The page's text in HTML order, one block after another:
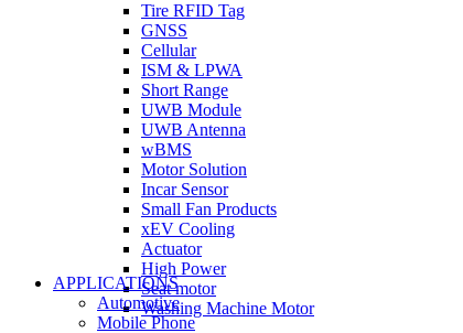
Tire RFID Tag
GNSS
Cellular
ISM & LPWA
Short Range
UWB Module
UWB Antenna
wBMS
Motor Solution
Incar Sensor
Small Fan Products
xEV Cooling
Actuator
High Power
Seat motor
Washing Machine Motor
APPLICATIONS
Automotive
Mobile Phone